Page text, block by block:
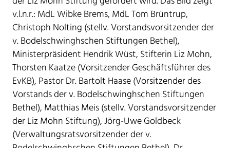
v.l.n.r.: MdL Wibke Brems, MdL Tom Brüntrup,
Christoph Nolting (stellv. Vorstandsvorsitzender der
v. Bodelschwinghschen Stiftungen Bethel),
Ministerpräsident Hendrik Wüst, Stifterin Liz Mohn,
Thorsten Kaatze (Vorsitzender Geschäftsführer des
EvKB), Pastor Dr. Bartolt Haase (Vorsitzender des
Vorstands der v. Bodelschwinghschen Stiftungen
Bethel), Matthias Meis (stellv. Vorstandsvorsitzender
der Liz Mohn Stiftung), Jörg-Uwe Goldbeck
(Verwaltungsratsvorsitzender der v.